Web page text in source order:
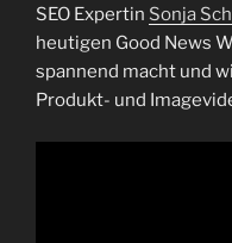
SEO Expertin Sonja
heutigen Good News
spannend macht und
Produkt- und